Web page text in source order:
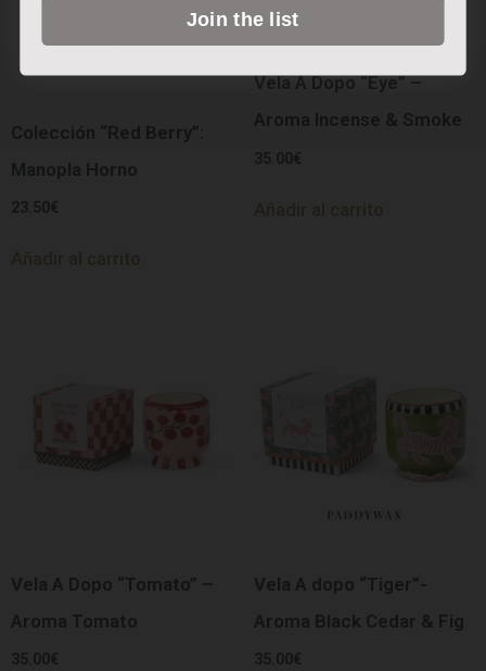
Colección “Red Berry”:
Manopla Horno
23.50€
Vela A Dopo “Eye” –
Aroma Incense & Smoke
35.00€
Vela A Dopo “Tomato” –
Aroma Tomato
35.00 €
Vela A dopo “Tiger”-
Aroma Black Cedar & Fig
35.00 €
Join the list